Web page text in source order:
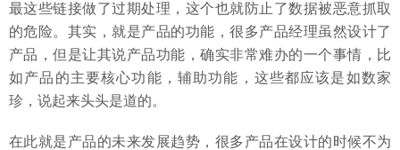
最这些链接做了过期处理，这个也就防止了数据被恶意抓取
的危险。其实，就是产品的功能，很多产品经理虽然设计了
产品，但是让其说产品功能，确实非常难办的一个事情，比
如产品的主要核心功能，辅助功能，这些都应该是如数家
珍，说起来头头是道的。
在此就是产品的未来发展趋势，很多产品在设计的时候不为